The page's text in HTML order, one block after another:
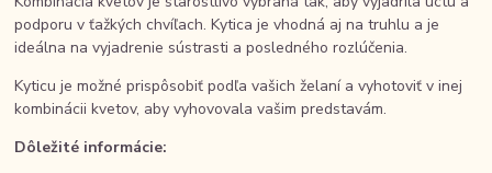
podporu v ťažkých chvíľach. Kytica je vhodná aj na truhlu a je
ideálna na vyjadrenie sústrasti a posledného rozlúčenia.
Kyticu je možné prispôsobiť podľa vašich želaní a vyhotoviť v inej
kombinácii kvetov, aby vyhovovala vašim predstavám.
Dôležité informácie: